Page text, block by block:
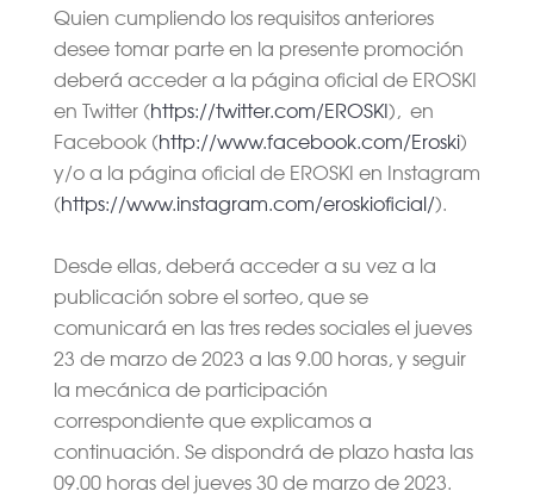
Quien cumpliendo los requisitos anteriores
desee tomar parte en la presente promoción
deberá acceder a la página oficial de EROSKI
en Twitter (https://twitter.com/EROSKI), en
Facebook (http://www.facebook.com/Eroski)
y/o a la página oficial de EROSKI en Instagram
(https://www.instagram.com/eroskioficial/).
Desde ellas, deberá acceder a su vez a la
publicación sobre el sorteo, que se
comunicará en las tres redes sociales el jueves
23 de marzo de 2023 a las 9.00 horas, y seguir
la mecánica de participación
correspondiente que explicamos a
continuación. Se dispondrá de plazo hasta las
09.00 horas del jueves 30 de marzo de 2023.